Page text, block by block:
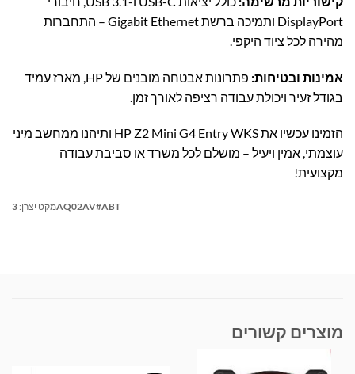
DisplayPort ותמיכה ברשת Gigabit Ethernet – התחברות
מהירה לכל ציוד היקפי.
אמינות ובטיחות:
פתרונות אבטחה מובנים של HP, מארז עמיד
בגודל זעיר ויכולת עבודה רציפה לאורך זמן.
הזמינו עכשיו את HP Z2 Mini G4 Entry WKS ותיהנו ממחשב מיני
עוצמתי, אמין ויעיל – מושלם לכל משרד או סביבת עבודה
מקצועית!
מקט יצרן:3AQ02AV#ABT
מוצרים קשורים